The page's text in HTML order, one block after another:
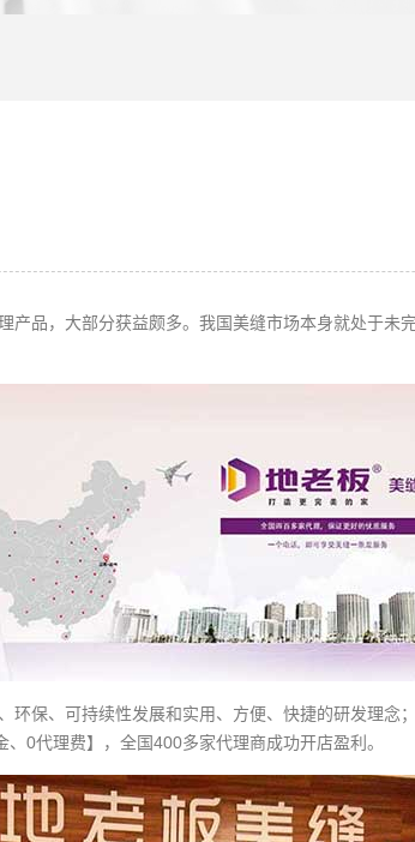
产品，大部分获益颇多。我国美缝市场本身就处于未
、环保、可持续性发展和实用、方便、快捷的研发理
、0代理费】，全国400多家代理商成功开店盈利。